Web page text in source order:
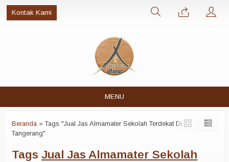
Kontak Kami
MENU
Beranda »Tags "Jual Jas Almamater Sekolah Terdekat Di
Tangerang"
Tags Jual Jas Almamater Sekolah